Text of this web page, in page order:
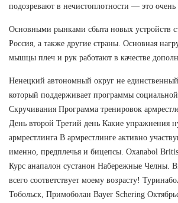
подозревают в нечистоплотности — это очень
Основными рынками сбыта новых устройств
Россия, а также другие страны. Основная
мышцы плеч и рук работают в качестве
Ненецкий автономный округ не единственный
который поддерживает программы социальной
Скручивания Программа тренировок
День второй Третий день Какие упражнения
армрестлинга В армрестлинге активно
именно, предплечья и бицепсы. Oxanabol
Курс анапалон сустанон Набережные Челны.
всего соответствует моему возрасту!
Тобольск, Примоболан Bayer Schering